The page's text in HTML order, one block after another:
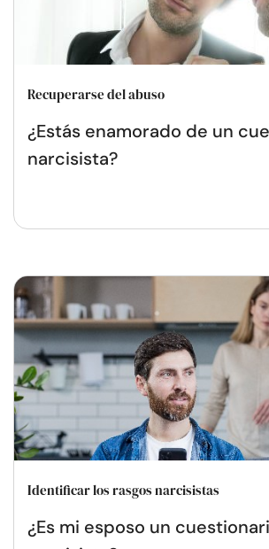
Recuperarse del abuso
¿Estás enamorado de un
narcisista?
Identificar los rasgos narcisistas
¿Es mi esposo un